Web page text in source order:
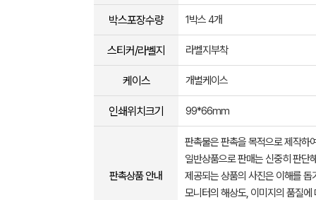
박스포장수량 1박스 4개
스티커/라벨지 라벨지부착
케이스 개별케이스
인쇄위치크기 99*66mm
판촉상품 안내
판촉물은 판촉을 목적으로 제작하
일반상품으로 판매는 신중히 판단
제공되는 상품의 사진은 이해를
모니터의 해상도, 이미지의 품질